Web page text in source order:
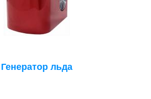
Генератор льда